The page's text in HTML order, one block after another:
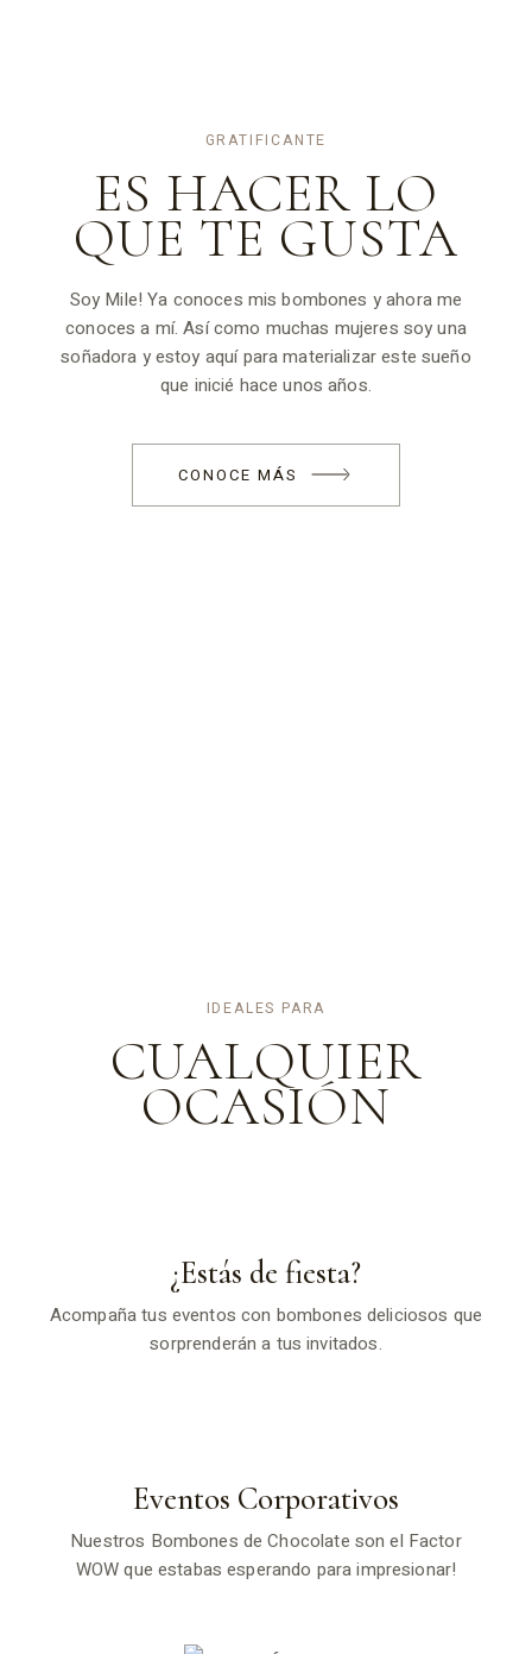
GRATIFICANTE
ES HACER LO
QUE TE GUSTA
Soy Mile! Ya conoces mis bombones y ahora me
conoces a mí. Así como muchas mujeres soy una
soñadora y estoy aquí para materializar este sueño
que inicié hace unos años.
CONOCE MÁS
IDEALES PARA
CUALQUIER
OCASIÓN
¿Estás de fiesta?
Acompaña tus eventos con bombones deliciosos que
sorprenderán a tus invitados.
Eventos Corporativos
Nuestros Bombones de Chocolate son el Factor
WOW que estabas esperando para impresionar!